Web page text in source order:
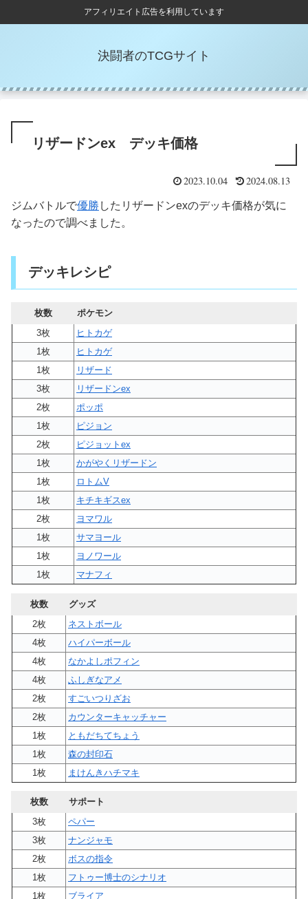
アフィリエイト広告を利用しています
決闘者のTCGサイト
リザードンex デッキ価格
2023.10.04 2024.08.13
ジムバトルで優勝 したリザードンexのデッキ価格が気に
なったので調べました。
デッキレシピ
枚数
ポケモン
3枚
ヒトカゲ
1枚
ヒトカゲ
1枚
リザード
3枚
リザードンex
2枚
ポッポ
1枚
ピジョン
2枚
ピジョットex
1枚
かがやくリザードン
1枚
ロトムV
1枚
キチキギスex
2枚
ヨマワル
1枚
サマヨール
1枚
ヨノワール
1枚
マナフィ
枚数
グッズ
2枚
ネストボール
4枚
ハイパーボール
4枚
なかよしポフィン
4枚
ふしぎなアメ
2枚
すごいつりざお
2枚
カウンターキャッチャー
1枚
ともだちてちょう
1枚
森の封印石
1枚
まけんきハチマキ
枚数
サポート
3枚
ペパー
3枚
ナンジャモ
2枚
ボスの指令
1枚
フトゥー博士のシナリオ
1枚
ブライア